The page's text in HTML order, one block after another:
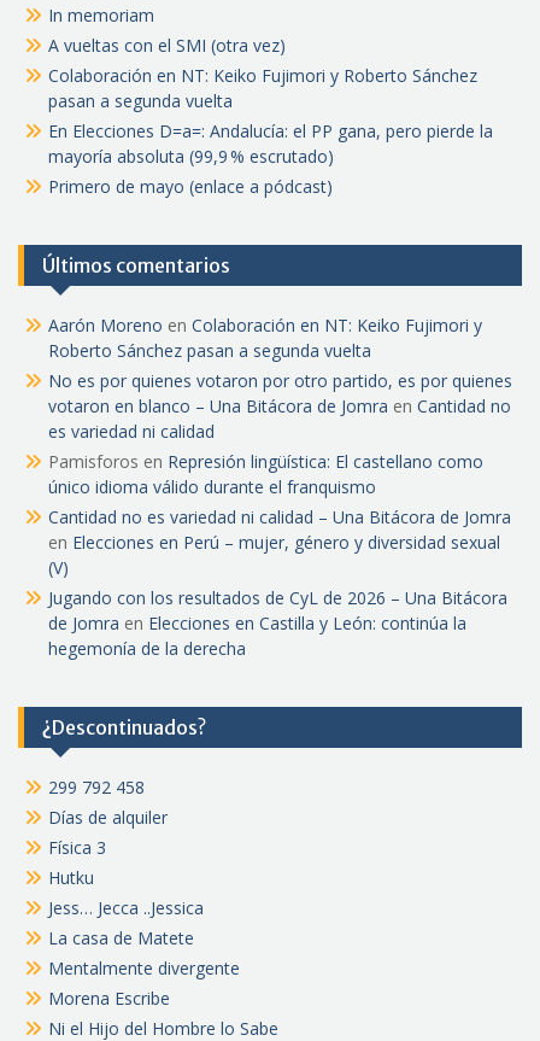
In memoriam
A vueltas con el SMI (otra vez)
Colaboración en NT: Keiko Fujimori y Roberto Sánchez
pasan a segunda vuelta
En Elecciones D=a=: Andalucía: el PP gana, pero pierde la
mayoría absoluta (99,9 % escrutado)
Primero de mayo (enlace a pódcast)
Últimos comentarios
Aarón Moreno en Colaboración en NT: Keiko Fujimori y
Roberto Sánchez pasan a segunda vuelta
No es por quienes votaron por otro partido, es por quienes
votaron en blanco – Una Bitácora de Jomra en Cantidad no
es variedad ni calidad
Pamisforos en Represión lingüística: El castellano como
único idioma válido durante el franquismo
Cantidad no es variedad ni calidad – Una Bitácora de Jomra
en Elecciones en Perú – mujer, género y diversidad sexual
(V)
Jugando con los resultados de CyL de 2026 – Una Bitácora
de Jomra en Elecciones en Castilla y León: continúa la
hegemonía de la derecha
¿Descontinuados?
299 792 458
Días de alquiler
Física 3
Hutku
Jess… Jecca ..Jessica
La casa de Matete
Mentalmente divergente
Morena Escribe
Ni el Hijo del Hombre lo Sabe